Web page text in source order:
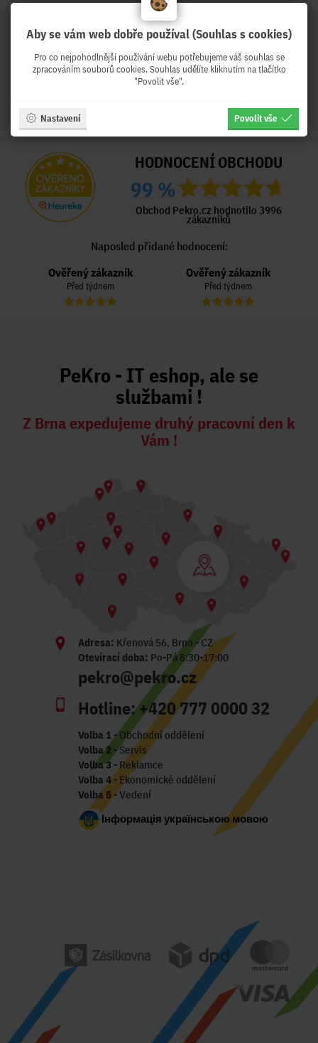
HODNOCENÍ OBCHODU
99 %
Obchod Pekro.cz hodnotilo 3996
zákazníků
Naposled přidané hodnocení:
Ověřený zákazník
Před týdnem
Ověřený zákazník
Před týdnem
PeKro - IT eshop, ale se
službami !
Z Brna expedujeme druhý pracovní den k
Vám !
Adresa: Křenová 56, Brno - CZ
Otevírací doba: Po-Pá 8:30-17:00
pekro@pekro.cz
Hotline:+420 777 0000 32
Volba 1- Obchodní oddělení
Volba 2 - Servis
Volba 3 - Reklamce
Volba 4- Ekonomické oddělení
Volba 5- Vedení
Інформація українською мовою
Aby se vám web dobře používal (Souhlas s cookies)
Pro co nejpohodlnější používání webu potřebujeme váš souhlas se
zpracováním souborů cookies. Souhlas udělíte kliknutím na tlačítko
"Povolit vše".
Nastavení Povolit vše